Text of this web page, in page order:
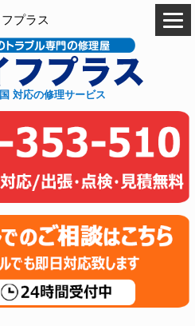
プラス
対応の修理サービス